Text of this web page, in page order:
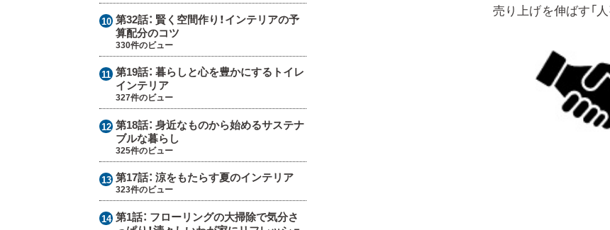
売り上げを伸ばす「
第32話： 賢く空間作り！インテリアの予
算配分のコツ
330件のビュー
第19話： 暮らしと心を豊かにするトイレ
インテリア
327件のビュー
第18話： 身近なものから始めるサステナ
ブルな暮らし
325件のビュー
第17話： 涼をもたらす夏のインテリア
323件のビュー
第1話： フローリングの大掃除で気分さ